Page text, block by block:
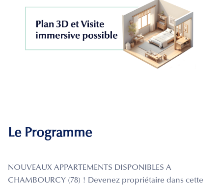
Le Programme
NOUVEAUX APPARTEMENTS DISPONIBLES A
CHAMBOURCY (78) ! Devenez propriétaire dans cette